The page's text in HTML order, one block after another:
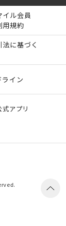
イル会員
用規約
に基づく
ライン
アプリ